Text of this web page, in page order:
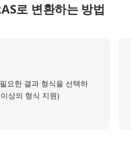
로 변환하는 방법
요한 결과 형식을 선택하
상의 형식 지원)